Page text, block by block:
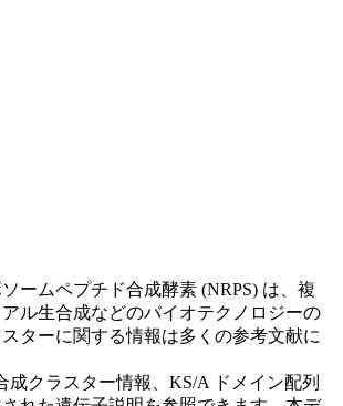
ームペプチド合成酵素 (NRPS) は、複
ル生合成などのバイオテクノロジーの
ターに関する情報は多くの参考文献に
クラスター情報、KS/A ドメイン配列